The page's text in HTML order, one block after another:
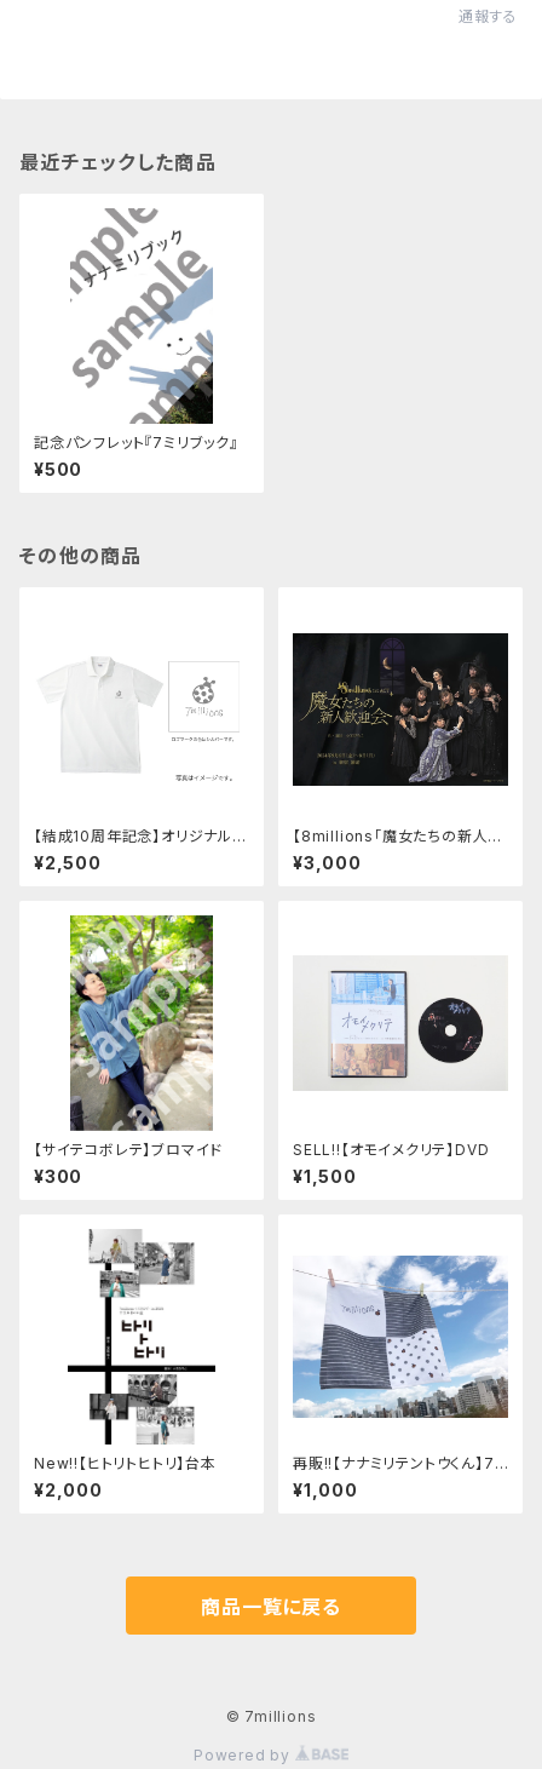
通報する
最近チェックした商品
記念パンフレット『7ミリブック』
¥500
その他の商品
【結成10周年記念】オリジナルポ
ロシャツ (白）
¥2,500
【8millions「魔女たちの新人歓
迎会」】DVD(スペシャル映像付
き）
¥3,000
【サイテコボレテ】ブロマイド
¥300
SELL!!【オモイメクリテ】DVD
¥1,500
New!!【ヒトリトヒトリ】台本
¥2,000
再販!!【ナナミリテントウくん】7m
illionsオリジナルハンドタオル
¥1,000
商品一覧に戻る
© 7millions
Powered by